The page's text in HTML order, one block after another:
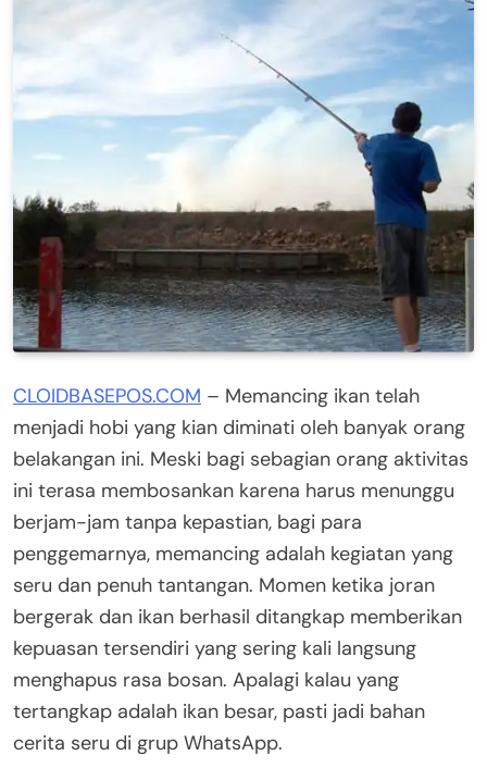
CLOIDBASEPOS.COM – Memancing ikan telah
menjadi hobi yang kian diminati oleh banyak orang
belakangan ini. Meski bagi sebagian orang aktivitas
ini terasa membosankan karena harus menunggu
berjam-jam tanpa kepastian, bagi para
penggemarnya, memancing adalah kegiatan yang
seru dan penuh tantangan. Momen ketika joran
bergerak dan ikan berhasil ditangkap memberikan
kepuasan tersendiri yang sering kali langsung
menghapus rasa bosan. Apalagi kalau yang
tertangkap adalah ikan besar, pasti jadi bahan
cerita seru di grup WhatsApp.